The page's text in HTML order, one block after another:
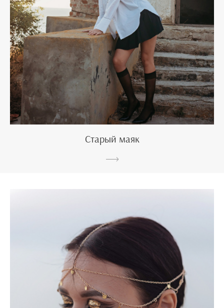
Старый маяк